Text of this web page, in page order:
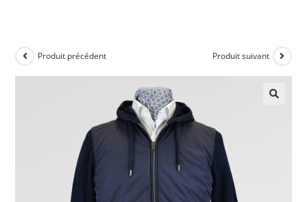
Produit précédent Produit suivant